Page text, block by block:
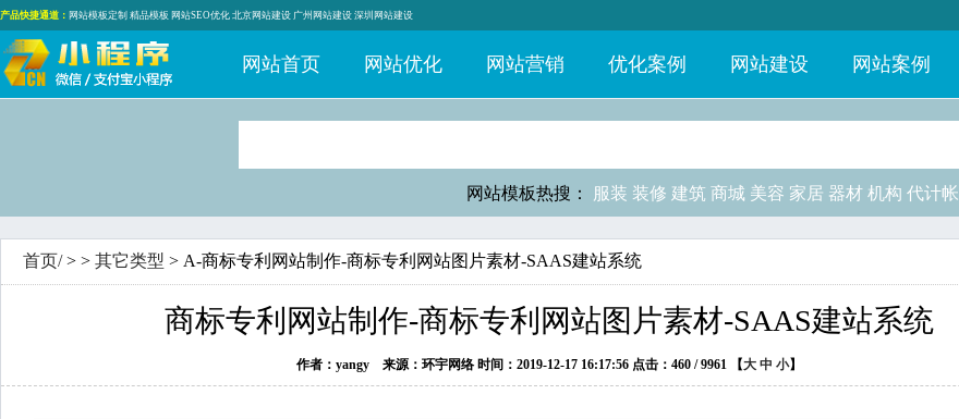
产品快捷通道： 网站模板定制 精品模板 网站SEO优化 北京网站建设 广州网站建设 深圳网站建设
网站首页 网站优化 网站营销 优化案例 网站建设 网站案例
网站模板热搜： 服装 装修 建筑 商城 美容 家居 器材 机构 代计帐
首页/> > 其它类型 > A-商标专利网站制作-商标专利网站图片素材-SAAS建站系统
商标专利网站制作-商标专利网站图片素材-SAAS建站系统
作者：yangy 来源：环宇网络 时间：2019-12-17 16:17:56 点击： 460 /9961 【大 中 小】